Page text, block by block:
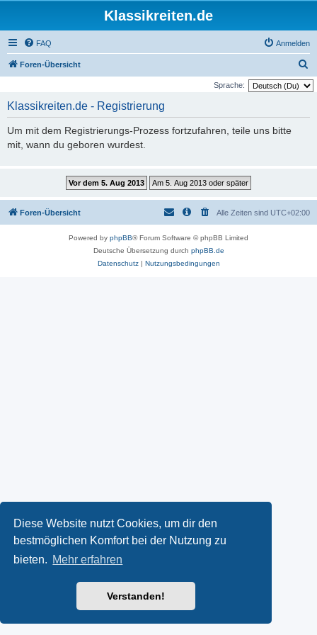
Diese Website nutzt Cookies, um dir den
bestmöglichen Komfort bei der Nutzung zu
bieten. Mehr erfahren
Verstanden!
Klassikreiten.de
FAQ Anmelden
Foren-Übersicht
u
Sprache:
Klassikreiten.de - Registrierung
Um mit dem Registrierungs-Prozess fortzufahren, teile uns bitte
mit, wann du geboren wurdest.
Foren-Übersicht Alle Zeiten sind UTC+02:00
Powered by phpBB® Forum Software © phpBB Limited
Deutsche Übersetzung durch phpBB.de
Datenschutz| Nutzungsbedingungen